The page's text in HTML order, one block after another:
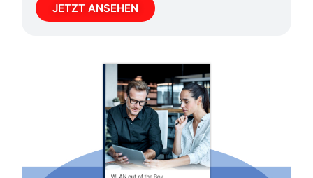
JETZT ANSEHEN